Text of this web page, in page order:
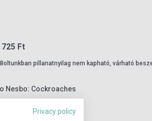
725 Ft
Boltunkban pillanatnyilag nem kapható, várható
Nesbo: Cockroaches
Privacy policy